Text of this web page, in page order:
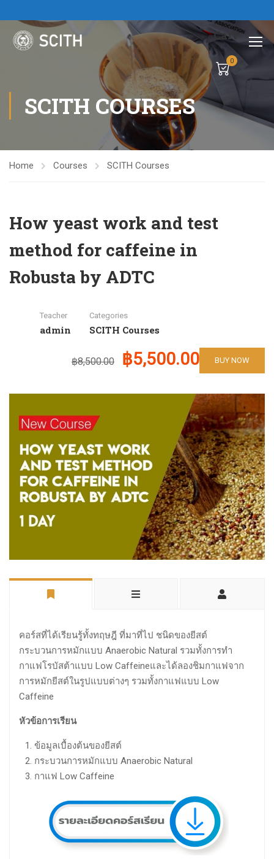
Cart
0
SCITH COURSES
Home Courses SCITH Courses
How yeast work and test
method for caffeine in
Robusta by ADTC
Teacher
admin
Categories
SCITH Courses
฿8,500.00 ฿5,500.00 BUY NOW
คอร์สที่ได้เรียนรู้ทั้งทฤษฎี ที่มาที่ไป ชนิดของยีสต์
กระบวนการหมักแบบ Anaerobic Natural รวมทั้งการทำ
กาแฟโรบัสต้าแบบ Low Caffeineและได้ลองชิมกาแฟจาก
การหมักยีสต์ในรูปแบบต่างๆ รวมทั้งกาแฟแบบ Low
Caffeine
หัวข้อการเรียน
ข้อมูลเบื้องต้นของยีสต์
กระบวนการหมักแบบ Anaerobic Natural
กาแฟ Low Caffeine